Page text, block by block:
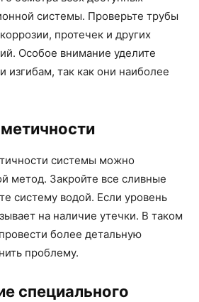
системы. Проверьте трубы
протечек и других
Особое внимание уделите
изгибам, так как они наиболее
системы можно
метод. Закройте все сливные
систему водой. Если уровень
на наличие утечки. В таком
более детальную
проблему.
специального